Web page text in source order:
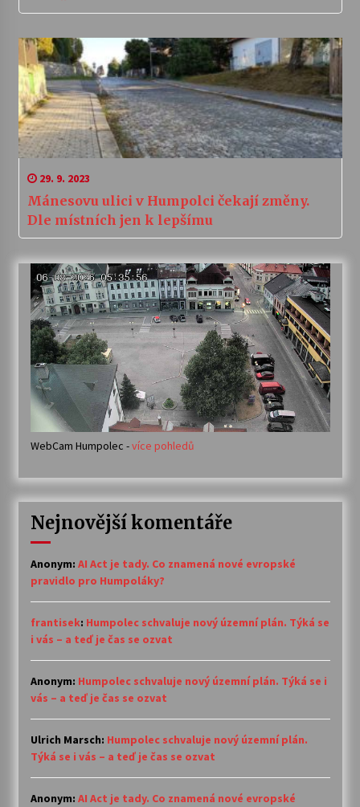
29. 9. 2023
Mánesovu ulici v Humpolci čekají změny.
Dle místních jen k lepšímu
WebCam Humpolec -více pohledů
Nejnovější komentáře
Anonym: AI Act je tady. Co znamená nové evropské
pravidlo pro Humpoláky?
frantisek: Humpolec schvaluje nový územní plán. Týká se
i vás – a teď je čas se ozvat
Anonym: Humpolec schvaluje nový územní plán. Týká se i
vás – a teď je čas se ozvat
Ulrich Marsch: Humpolec schvaluje nový územní plán.
Týká se i vás – a teď je čas se ozvat
Anonym: AI Act je tady. Co znamená nové evropské